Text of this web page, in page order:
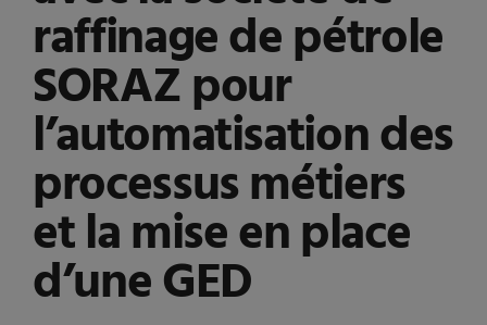
raffinage de pétrole
SORAZ pour
l’automatisation des
processus métiers
et la mise en place
d’une GED